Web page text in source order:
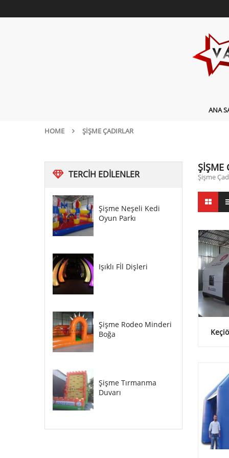
ANA
HOME ŞIŞME ÇADIRLAR
TERCIH EDILENLER
Şişme Neşeli Kedi
Oyun Parkı
Işıklı Fİl Dişleri
Şişme Rodeo Minderi
Boğa
Şişme Tırmanma
Duvarı
ŞIŞME
Şişme